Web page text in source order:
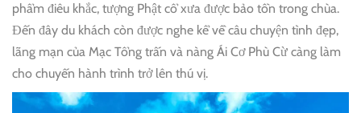
phẩm điêu khắc, tượng Phật cổ xưa được bảo tồn trong chùa.
Đến đây du khách còn được nghe kể về câu chuyện tình đẹp,
lãng mạn của Mạc Tổng trấn và nàng Ái Cơ Phù Cừ càng làm
cho chuyến hành trình trở lên thú vị.